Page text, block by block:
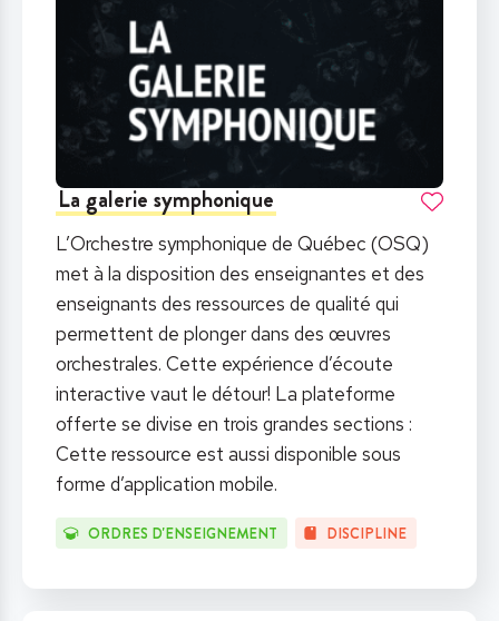
La galerie symphonique
L’Orchestre symphonique de Québec (OSQ)
met à la disposition des enseignantes et des
enseignants des ressources de qualité qui
permettent de plonger dans des œuvres
orchestrales. Cette expérience d’écoute
interactive vaut le détour! La plateforme
offerte se divise en trois grandes sections :
Cette ressource est aussi disponible sous
forme d’application mobile.
ORDRES D'ENSEIGNEMENT DISCIPLINE